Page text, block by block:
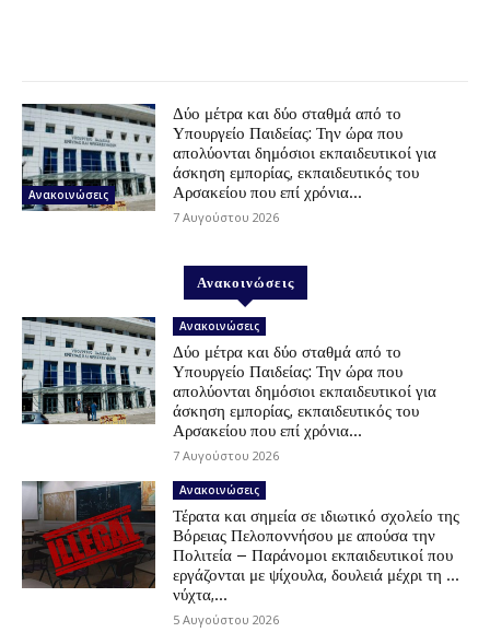
Ανακοινώσεις
Δύο μέτρα και δύο σταθμά από το
Υπουργείο Παιδείας: Την ώρα που
απολύονται δημόσιοι εκπαιδευτικοί για
άσκηση εμπορίας, εκπαιδευτικός του
Αρσακείου που επί χρόνια...
7 Αυγούστου 2026
Ανακοινώσεις
Ανακοινώσεις
Δύο μέτρα και δύο σταθμά από το
Υπουργείο Παιδείας: Την ώρα που
απολύονται δημόσιοι εκπαιδευτικοί για
άσκηση εμπορίας, εκπαιδευτικός του
Αρσακείου που επί χρόνια...
7 Αυγούστου 2026
Ανακοινώσεις
Τέρατα και σημεία σε ιδιωτικό σχολείο της
Βόρειας Πελοποννήσου με απούσα την
Πολιτεία – Παράνομοι εκπαιδευτικοί που
εργάζονται με ψίχουλα, δουλειά μέχρι τη …
νύχτα,...
5 Αυγούστου 2026